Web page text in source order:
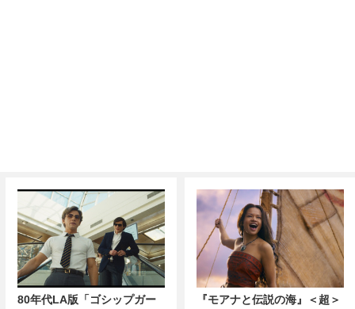
80年代LA版「ゴシップガー
『モアナと伝説の海』＜超＞